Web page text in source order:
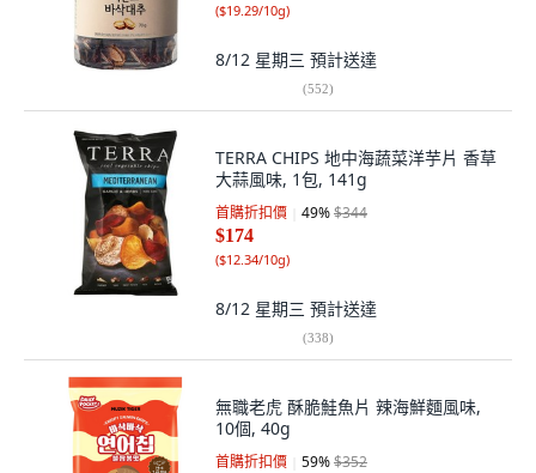
($19.29/10g)
8/12 星期三 預計送達
(552)
TERRA CHIPS 地中海蔬菜洋芋片 香草
大蒜風味, 1包, 141g
首購折扣價 49%$344
$174
($12.34/10g)
8/12 星期三 預計送達
(338)
無職老虎 酥脆鮭魚片 辣海鮮麵風味,
10個, 40g
首購折扣價 59%$352